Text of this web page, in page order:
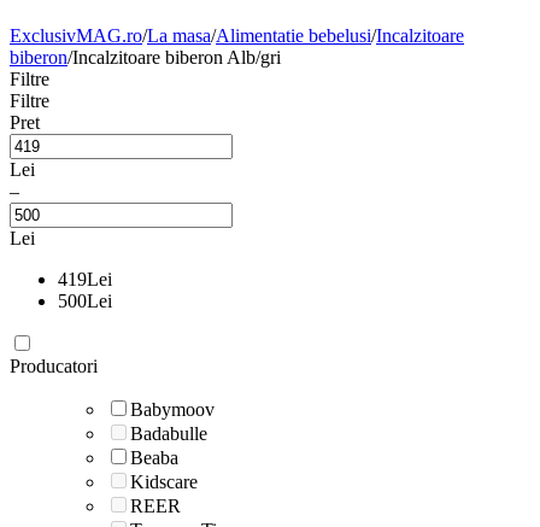
ExclusivMAG.ro/La masa/Alimentatie bebelusi/Incalzitoare
biberon/Incalzitoare biberon Alb/gri
Filtre
Filtre
Pret
Lei
–
Lei
419Lei
500Lei
Producatori
Babymoov
Badabulle
Beaba
Kidscare
REER